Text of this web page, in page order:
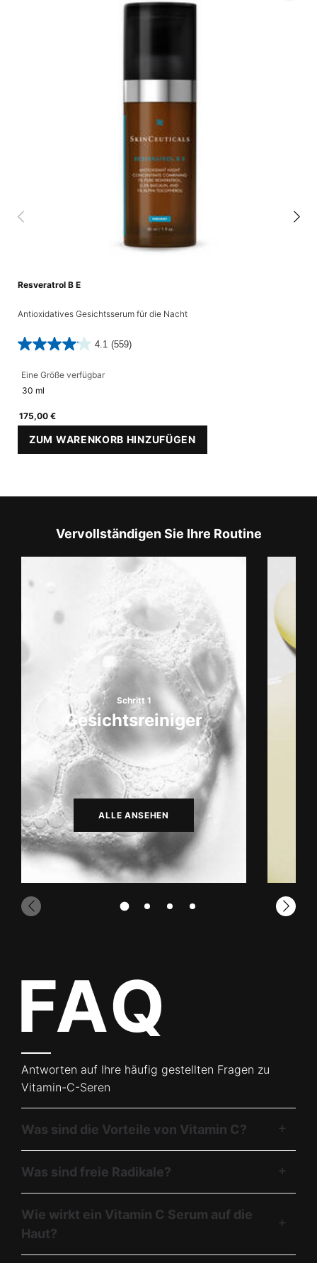
Resveratrol B E
Antioxidatives Gesichtsserum für die Nacht
4.1 (559)
Eine Größe verfügbar
30 ml
175,00 €
ZUM WARENKORB HINZUFÜGEN
RESVERATROL B E
Vervollständigen Sie Ihre Routine
Schritt 1
Gesichtsreiniger
ALLE ANSEHEN
Antworten auf Ihre häufig gestellten Fragen zu
Vitamin-C-Seren​
Was sind die Vorteile von Vitamin C?
Was sind freie Radikale?
Wie wirkt ein Vitamin C Serum auf die
Haut?